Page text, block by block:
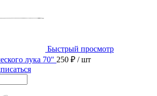
Быстрый просмотр
лука 70" 250 ₽ / шт